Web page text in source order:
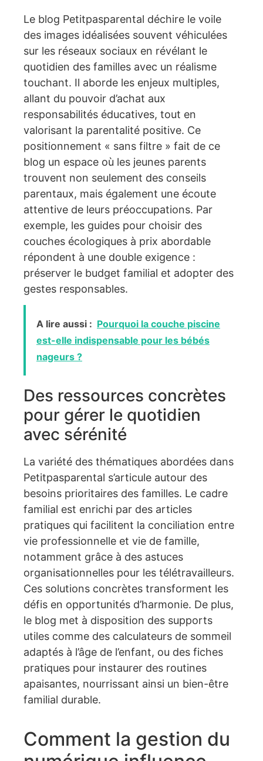
Le blog Petitpasparental déchire le voile
des images idéalisées souvent véhiculées
sur les réseaux sociaux en révélant le
quotidien des familles avec un réalisme
touchant. Il aborde les enjeux multiples,
allant du pouvoir d’achat aux
responsabilités éducatives, tout en
valorisant la parentalité positive. Ce
positionnement « sans filtre » fait de ce
blog un espace où les jeunes parents
trouvent non seulement des conseils
parentaux, mais également une écoute
attentive de leurs préoccupations. Par
exemple, les guides pour choisir des
couches écologiques à prix abordable
répondent à une double exigence :
préserver le budget familial et adopter des
gestes responsables.
A lire aussi : Pourquoi la couche piscine
est-elle indispensable pour les bébés
nageurs ?
Des ressources concrètes
pour gérer le quotidien
avec sérénité
La variété des thématiques abordées dans
Petitpasparental s’articule autour des
besoins prioritaires des familles. Le cadre
familial est enrichi par des articles
pratiques qui facilitent la conciliation entre
vie professionnelle et vie de famille,
notamment grâce à des astuces
organisationnelles pour les télétravailleurs.
Ces solutions concrètes transforment les
défis en opportunités d’harmonie. De plus,
le blog met à disposition des supports
utiles comme des calculateurs de sommeil
adaptés à l’âge de l’enfant, ou des fiches
pratiques pour instaurer des routines
apaisantes, nourrissant ainsi un bien-être
familial durable.
Comment la gestion du